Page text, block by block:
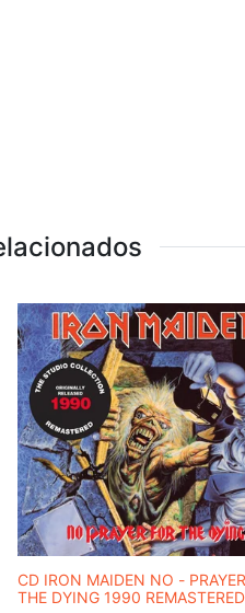
CD IRON MAIDEN NO -
THE DYING 1990